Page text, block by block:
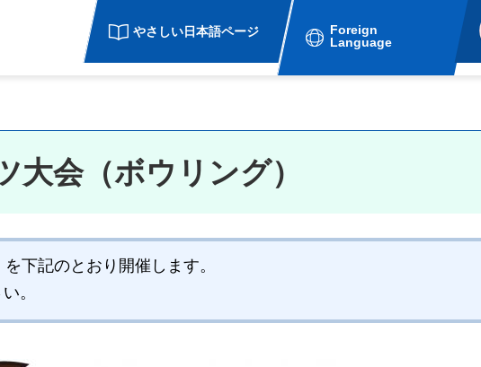
やさしい日本語ページ
Foreign
Language
大会（ボウリング）
下記のとおり開催します。
。